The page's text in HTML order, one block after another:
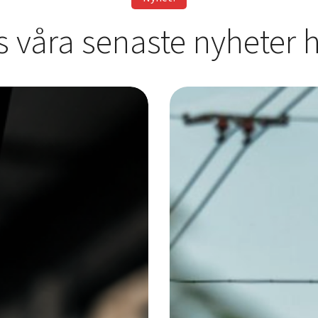
våra senaste nyheter
Utec
växer
öppnar
nytt
i
Göteborg!